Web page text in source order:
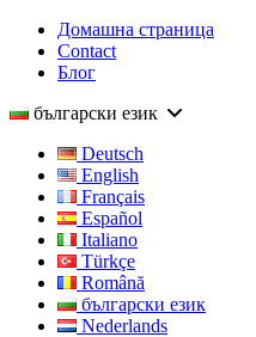
Домашна страница
Contact
Блог
български език
Deutsch
English
Français
Español
Italiano
Türkçe
Română
български език
Nederlands